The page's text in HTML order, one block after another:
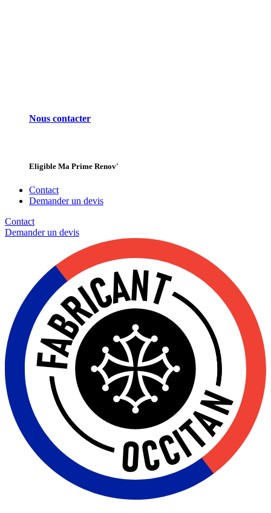
Nous contacter
Eligible Ma Prime Renov'
Contact
Demander un devis
Contact
Demander un devis